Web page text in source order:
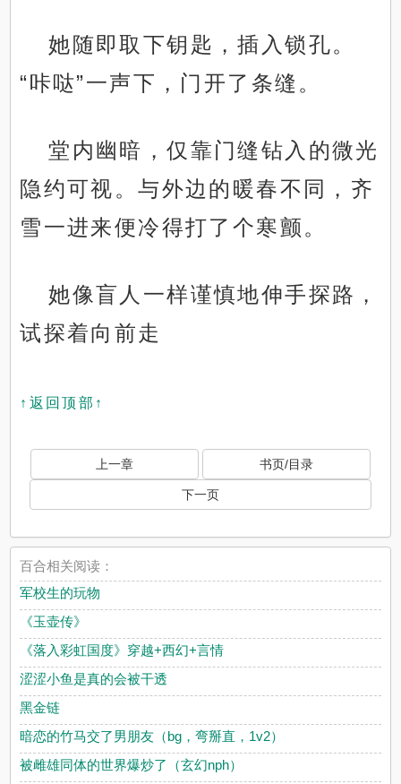
她随即取下钥匙，插入锁孔。
“咔哒”一声下，门开了条缝。
堂内幽暗，仅靠门缝钻入的微光
隐约可视。与外边的暖春不同，齐
雪一进来便冷得打了个寒颤。
她像盲人一样谨慎地伸手探路，
试探着向前走
↑返回顶部↑
上一章 书页/目录
下一页
百合相关阅读：
军校生的玩物
《玉壶传》
《落入彩虹国度》穿越+西幻+言情
涩涩小鱼是真的会被干透
黑金链
暗恋的竹马交了男朋友（bg，弯掰直，1v2）
被雌雄同体的世界爆炒了（玄幻nph）